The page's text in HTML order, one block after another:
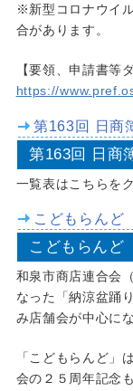
※新型コロナウイ
合があります。
【要領、申請書等
https://
第163回 日商
第163回 日商
一覧表はこちらを
こどもらんど
こどもらんど
和泉市商店連合会
なった「納涼盆踊
み店舗会が中心に
「こどもらんど」
会の２５周年記念